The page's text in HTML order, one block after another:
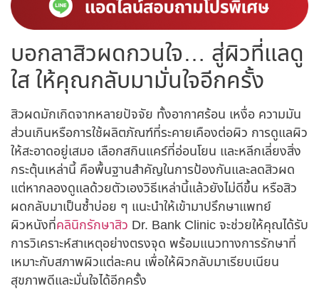
บอกลาสิวผดกวนใจ… สู่ผิวที่แลดู
ใส ให้คุณกลับมามั่นใจอีกครั้ง
สิวผดมักเกิดจากหลายปัจจัย ทั้งอากาศร้อน เหงื่อ ความมัน
ส่วนเกินหรือการใช้ผลิตภัณฑ์ที่ระคายเคืองต่อผิว การดูแลผิว
ให้สะอาดอยู่เสมอ เลือกสกินแคร์ที่อ่อนโยน และหลีกเลี่ยงสิ่ง
กระตุ้นเหล่านี้ คือพื้นฐานสำคัญในการป้องกันและลดสิวผด
แต่หากลองดูแลด้วยตัวเองวิธีเหล่านี้แล้วยังไม่ดีขึ้น หรือสิว
ผดกลับมาเป็นซ้ำบ่อย ๆ แนะนำให้เข้ามาปรึกษาแพทย์
ผิวหนังที่คลินิกรักษาสิว Dr. Bank Clinic จะช่วยให้คุณได้รับ
การวิเคราะห์สาเหตุอย่างตรงจุด พร้อมแนวทางการรักษาที่
เหมาะกับสภาพผิวแต่ละคน เพื่อให้ผิวกลับมาเรียบเนียน
สุขภาพดีและมั่นใจได้อีกครั้ง